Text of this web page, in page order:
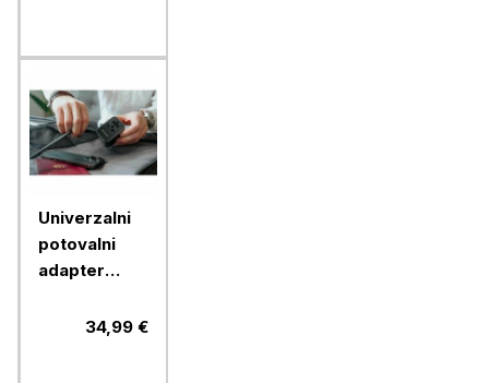
Univerzalni
potovalni
adapter
30W USB-C
34,99 €